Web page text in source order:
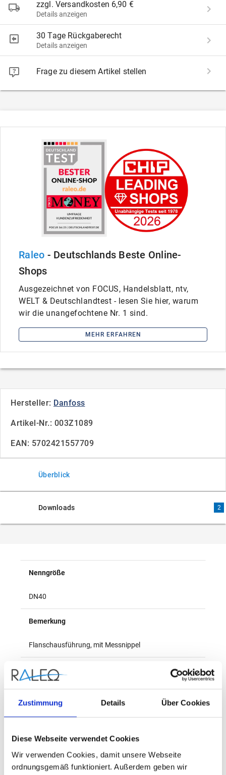
Zustimmung Details Über Cookies
Diese Webseite verwendet Cookies
Wir verwenden Cookies, damit unsere Webseite
ordnungsgemäß funktioniert. Außerdem geben wir
zzgl. Versandkosten 6,90 €
Details anzeigen
30 Tage Rückgaberecht
Details anzeigen
Frage zu diesem Artikel stellen
Raleo - Deutschlands Beste Online-
Shops
Ausgezeichnet von FOCUS, Handelsblatt, ntv,
WELT & Deutschlandtest - lesen Sie hier, warum
wir die unangefochtene Nr. 1 sind.
MEHR ERFAHREN
Hersteller: Danfoss
Artikel-Nr.: 003Z1089
EAN: 5702421557709
Überblick
Downloads 2
Nenngröße
DN40
Bemerkung
Flanschausführung, mit Messnippel
Benennung
Nenndurchmesser
DN40
Produkttyp/Modellnummer